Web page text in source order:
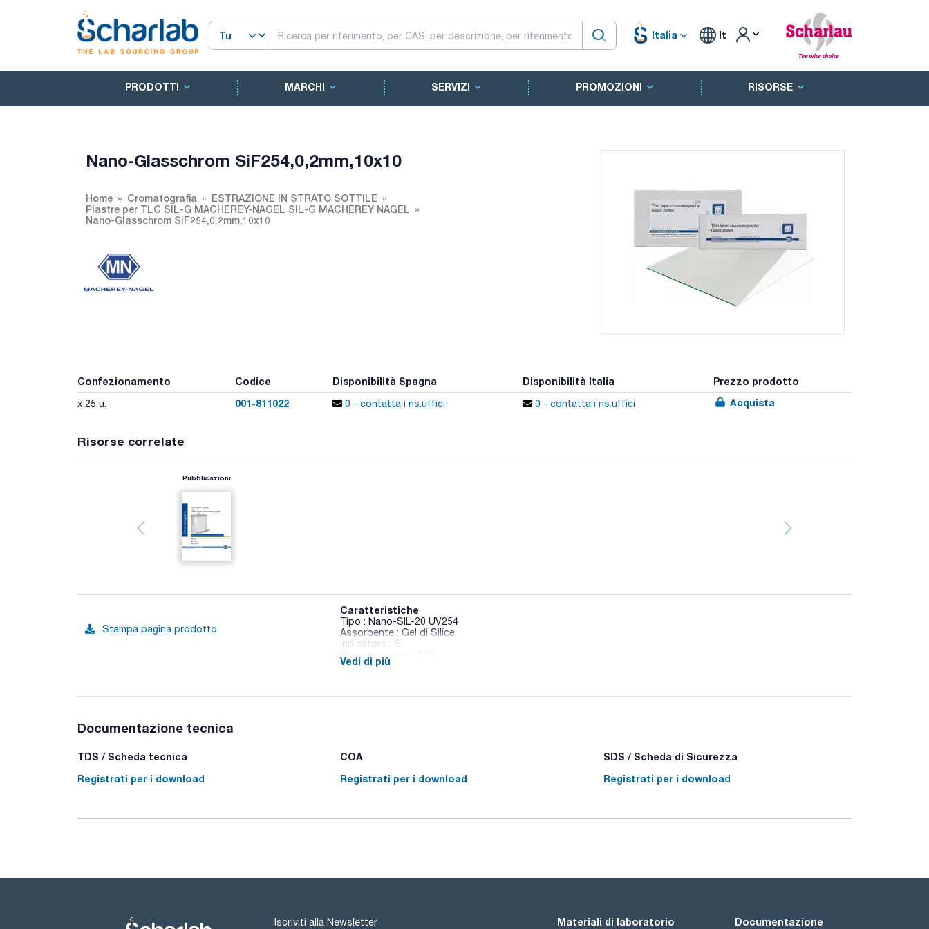
Italia It
PRODOTTI MARCHI SERVIZI PROMOZIONI RISORSE
Nano-Glasschrom SiF254,0,2mm,10x10
Home Cromatografia
ESTRAZIONE IN STRATO SOTTILE
Piastre per TLC SIL-G MACHEREY-NAGEL SIL-G MACHEREY NAGEL
Nano-Glasschrom SiF254,0,2mm,10x10
Confezionamento Codice Disponibilità Spagna Disponibilità Italia Prezzo prodotto
x 25 u. 001-811022 0 - contatta i ns.uffici 0 - contatta i ns.uffici Acquista
Risorse correlate
Pubblicazioni
Stampa pagina prodotto
Caratteristiche
Tipo : Nano-SIL-20 UV254
Assorbente : Gel di Silice
Indicatore : Sì
Spessore (mm) : 0,20
Dimensioni (mm) : 100x100
Piastre TLC standard per TLC preparativa su vetro. Disponibili in diverse dimensioni e con o senza indicatori
Vedi di più
Documentazione tecnica
TDS / Scheda tecnica
Registrati per i download
COA
Registrati per i download
SDS / Scheda di Sicurezza
Registrati per i download
Iscriviti alla Newsletter Materiali di laboratorio Documentazione